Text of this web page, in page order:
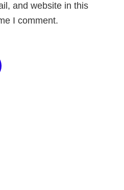
and website in this
I comment.